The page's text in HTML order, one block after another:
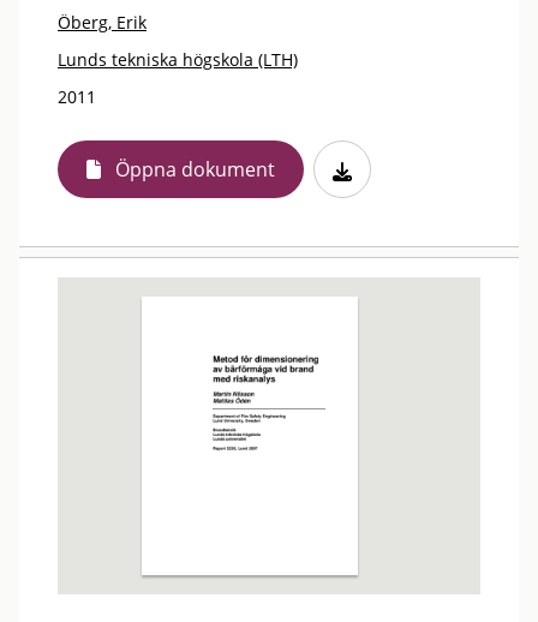
Öberg, Erik
Lunds tekniska högskola (LTH)
2011
Öppna dokument